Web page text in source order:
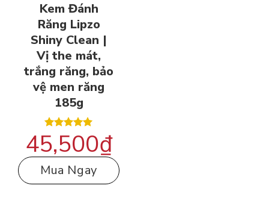
Kem Đánh
Răng Lipzo
Shiny Clean |
Vị the mát,
trắng răng, bảo
vệ men răng
185g
Được xếp
hạng5.00
5 sao
45,500₫
Mua Ngay